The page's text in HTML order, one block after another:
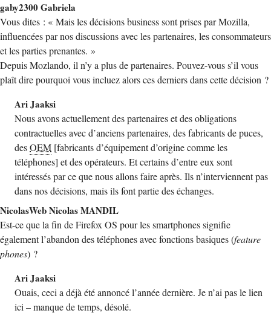
gaby2300 Gabriela
Vous dites : « Mais les décisions business sont prises par Mozilla,
influencées par nos discussions avec les partenaires, les consommateurs
et les parties prenantes. »
Depuis Mozlando, il n’y a plus de partenaires. Pouvez-vous s’il vous
plaît dire pourquoi vous incluez alors ces derniers dans cette décision ?
Ari Jaaksi
Nous avons actuellement des partenaires et des obligations
contractuelles avec d’anciens partenaires, des fabricants de puces,
desOEM [fabricants d’équipement d’origine comme les
téléphones] et des opérateurs. Et certains d’entre eux sont
intéressés par ce que nous allons faire après. Ils n’interviennent pas
dans nos décisions, mais ils font partie des échanges.
NicolasWeb Nicolas MANDIL
Est-ce que la fin de Firefox OS pour les smartphones signifie
également l’abandon des téléphones avec fonctions basiques (feature
phones) ?
Ari Jaaksi
Ouais, ceci a déjà été annoncé l’année dernière. Je n’ai pas le lien
ici – manque de temps, désolé.